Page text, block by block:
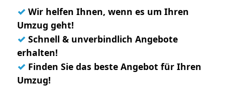
✓ Wir helfen Ihnen, wenn es um Ihren
Umzug geht!
✓ Schnell & unverbindlich Angebote
erhalten!
✓ Finden Sie das beste Angebot für Ihren
Umzug!